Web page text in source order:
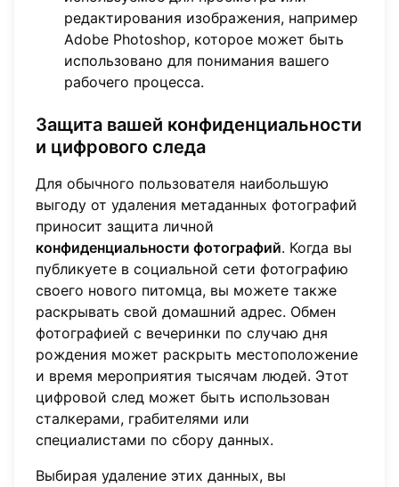
редактирования изображения, например
Adobe Photoshop, которое может быть
использовано для понимания вашего
рабочего процесса.
Защита вашей конфиденциальности
и цифрового следа
Для обычного пользователя наибольшую
выгоду от удаления метаданных фотографий
приносит защита личной
конфиденциальности фотографий. Когда вы
публикуете в социальной сети фотографию
своего нового питомца, вы можете также
раскрывать свой домашний адрес. Обмен
фотографией с вечеринки по случаю дня
рождения может раскрыть местоположение
и время мероприятия тысячам людей. Этот
цифровой след может быть использован
сталкерами, грабителями или
специалистами по сбору данных.
Выбирая удаление этих данных, вы